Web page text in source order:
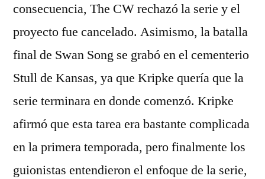
consecuencia, The CW rechazó la serie y el
proyecto fue cancelado. Asimismo, la batalla
final de Swan Song se grabó en el cementerio
Stull de Kansas, ya que Kripke quería que la
serie terminara en donde comenzó. Kripke
afirmó que esta tarea era bastante complicada
en la primera temporada, pero finalmente los
guionistas entendieron el enfoque de la serie,